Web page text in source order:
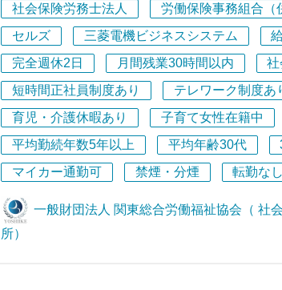
当事務所ならではの魅力・働く環境
・【未経験から無理なく成長】バディ制度＆メ
フォロー
実務未経験からのスタートでもご安心ください
しており、質問タイム以外の時間でも困った時
を整えています。また、業務に少しずつ慣れて
に1日1回の「質問タイム」を活用し、疑問点を
入社当初はしっかりと業務の流れを掴んでいた
すが、入社６カ月経過後からはフレックスタイ
■充実したキャリア開発支援（研修体制）⇒ ス
り、多数の研修動画視聴、人事労務専門誌の
で、定期的な所内研修では先輩社労士の労務相
ます！
■当法人は、人事労務分野の総合的なコンサル
総合労働福祉協会」を運営母体とし、そこに所
して同法人内に「社会保険労務士法人 吉池労務
■20名のスタッフが業務に従事しており、社会
ています。
～2億円で、過去15年間黒字経営を続けており
■最も得意とする事業分野は、①就業規則等の規
社会保険労務士法人 労働保険事務組合（
セルズ
三菱電機ビジネスシステム
完全週休2日
月間残業30時間以内
短時間正社員制度あり
テレワーク制度あ
育児・介護休暇あり
子育て女性在籍中
平均勤続年数5年以上
平均年齢30代
マイカー通勤可
禁煙・分煙 転勤なし
一般財団法人 関東総合労働福祉協会（ 社
所）